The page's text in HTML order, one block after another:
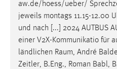
aw.de/hoess/ueber/
jeweils montags 11.15-12.00
und nach [...] 2024 AUTBUS
einer V2X-Kommunikatio für
ländlichen Raum, André
Zeitler, B.Eng., Roman Babl,
Name:
fe_user, be_user,
Zweck:
Dieser Cookie ist notwendig
einloggen zu können.